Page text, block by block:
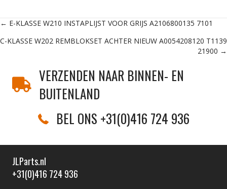
Posts
navigation
← E-KLASSE W210 INSTAPLIJST VOOR GRIJS A2106800135 7101
C-KLASSE W202 REMBLOKSET ACHTER NIEUW A0054208120 T1139
21900 →
VERZENDEN NAAR BINNEN- EN
BUITENLAND
BEL ONS +31(0)416 724 936
JLParts.nl
+31(0)416 724 936